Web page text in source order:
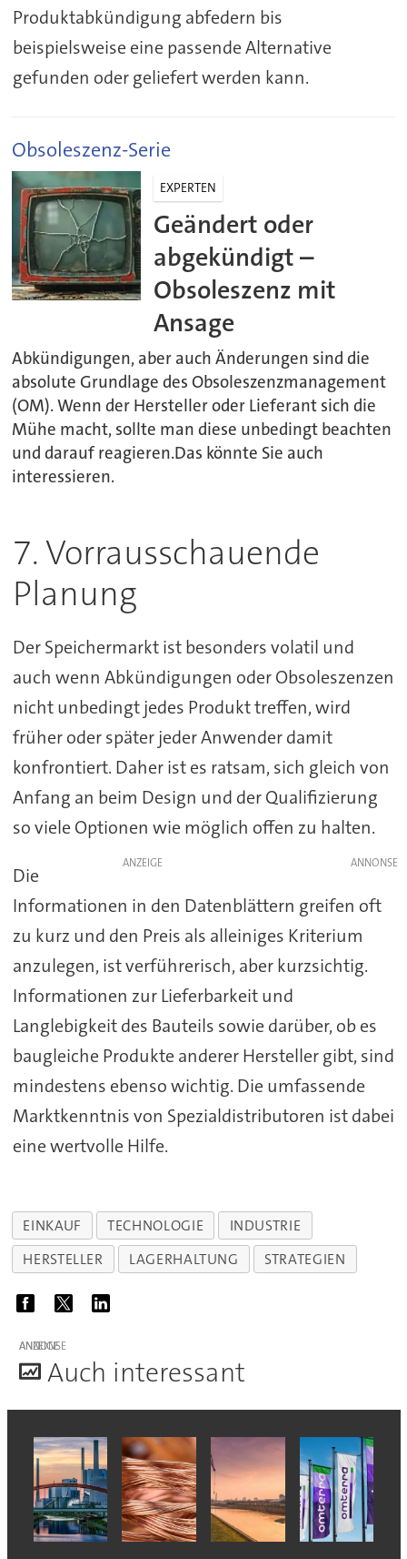
Produktabkündigung abfedern bis
beispielsweise eine passende Alternative
gefunden oder geliefert werden kann.
Obsoleszenz-Serie
EXPERTEN
Geändert oder
abgekündigt –
Obsoleszenz mit
Ansage
Abkündigungen, aber auch Änderungen sind die
absolute Grundlage des Obsoleszenzmanagement
(OM). Wenn der Hersteller oder Lieferant sich die
Mühe macht, sollte man diese unbedingt beachten
und darauf reagieren.Das könnte Sie auch
interessieren.
7. Vorrausschauende
Planung
Der Speichermarkt ist besonders volatil und
auch wenn Abkündigungen oder Obsoleszenzen
nicht unbedingt jedes Produkt treffen, wird
früher oder später jeder Anwender damit
konfrontiert. Daher ist es ratsam, sich gleich von
Anfang an beim Design und der Qualifizierung
so viele Optionen wie möglich offen zu halten.
ANZEIGE
Die
Informationen in den Datenblättern greifen oft
zu kurz und den Preis als alleiniges Kriterium
anzulegen, ist verführerisch, aber kurzsichtig.
Informationen zur Lieferbarkeit und
Langlebigkeit des Bauteils sowie darüber, ob es
baugleiche Produkte anderer Hersteller gibt, sind
mindestens ebenso wichtig. Die umfassende
Marktkenntnis von Spezialdistributoren ist dabei
eine wertvolle Hilfe.
EINKAUF TECHNOLOGIE
INDUSTRIE
HERSTELLER
LAGERHALTUNG STRATEGIEN
ANZEIGE
Auch interessant